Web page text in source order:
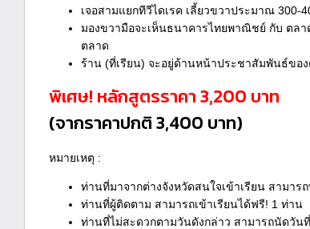
เจอสามแยกทีวีไดเรค เลี้ยวขวาประมาณ 300-
มองขวามือจะเห็นธนาคารไทยพาณิชย์ กับ ตล
ตลาด
ร้าน (ที่เรียน) จะอยู่ด้านหน้าประชาสัมพันธ์ขอ
พิเศษ! หลักสูตรราคา 3,200 บาท
(จากราคาปกติ 3,400 บาท)
หมายเหตุ :
ท่านที่มาจากต่างจังหวัดสนใจเข้าเรียน สามาร
ท่านที่ผู้ติดตาม สามารถเข้าเรียนได้ฟรี! 1 ท่าน
ท่านที่ไม่สะดวกตามวันดังกล่าว สามารถนัดวัน